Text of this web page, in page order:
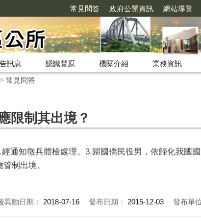
常見問答 政府公開資訊 網站導覽
訊息 認識豐原 機關介紹 業務資訊
常見問答
限制其出境？
通知徵兵體檢處理。3.歸國僑民役男，依歸化我國
制出境。
異動日期： 2018-07-16 發布日期： 2015-12-03 發布單